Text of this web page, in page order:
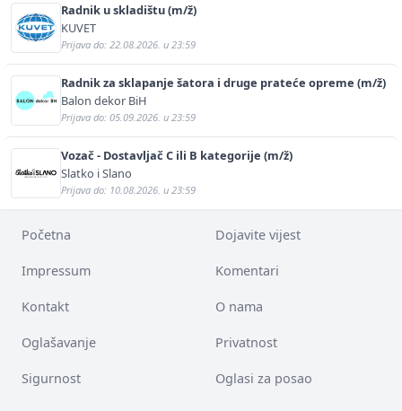
Radnik u skladištu (m/ž)
KUVET
Prijava do: 22.08.2026. u 23:59
Radnik za sklapanje šatora i druge prateće opreme (m/ž)
Balon dekor BiH
Prijava do: 05.09.2026. u 23:59
Vozač - Dostavljač C ili B kategorije (m/ž)
Slatko i Slano
Prijava do: 10.08.2026. u 23:59
Početna Dojavite vijest
Impressum Komentari
Kontakt O nama
Oglašavanje Privatnost
Sigurnost Oglasi za posao